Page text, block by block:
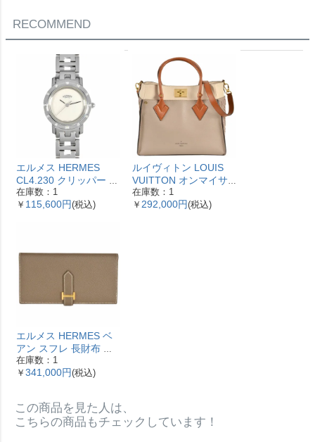
RECOMMEND
エルメス HERMES
CL4.230 クリッパー ナ
クレ 腕時計 シェル文字
盤 ベゼル12Pダイヤ レ
在庫数：1
￥ 115,600円(税込)
ルイヴィトン LOUIS
VUITTON オンマイサ
イドMM ハンドバッグ
2WAY レザー M53825
在庫数：1
￥ 292,000円(税込)
エルメス HERMES ベ
アン スフレ 長財布 ヴ
ォーエプソン Y刻印 エ
トゥープ ゴールド金具
在庫数：1
￥ 341,000円(税込)
この商品を見た人は、
こちらの商品もチェックしています！